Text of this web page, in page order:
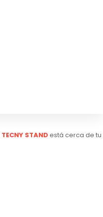
TECNY STANDestá cerca de tu